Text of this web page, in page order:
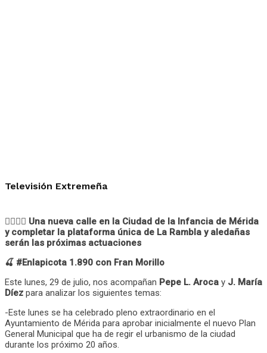
Televisión Extremeña
👷‍♀️👷‍♂️ Una nueva calle en la Ciudad de la Infancia de Mérida
y completar la plataforma única de La Rambla y aledañas
serán las próximas actuaciones
🍒 #Enlapicota 1.890 con Fran Morillo
Este lunes, 29 de julio, nos acompañan Pepe L. Aroca y J. María
Díez para analizar los siguientes temas:
-Este lunes se ha celebrado pleno extraordinario en el
Ayuntamiento de Mérida para aprobar inicialmente el nuevo Plan
General Municipal que ha de regir el urbanismo de la ciudad
durante los próximo 20 años.